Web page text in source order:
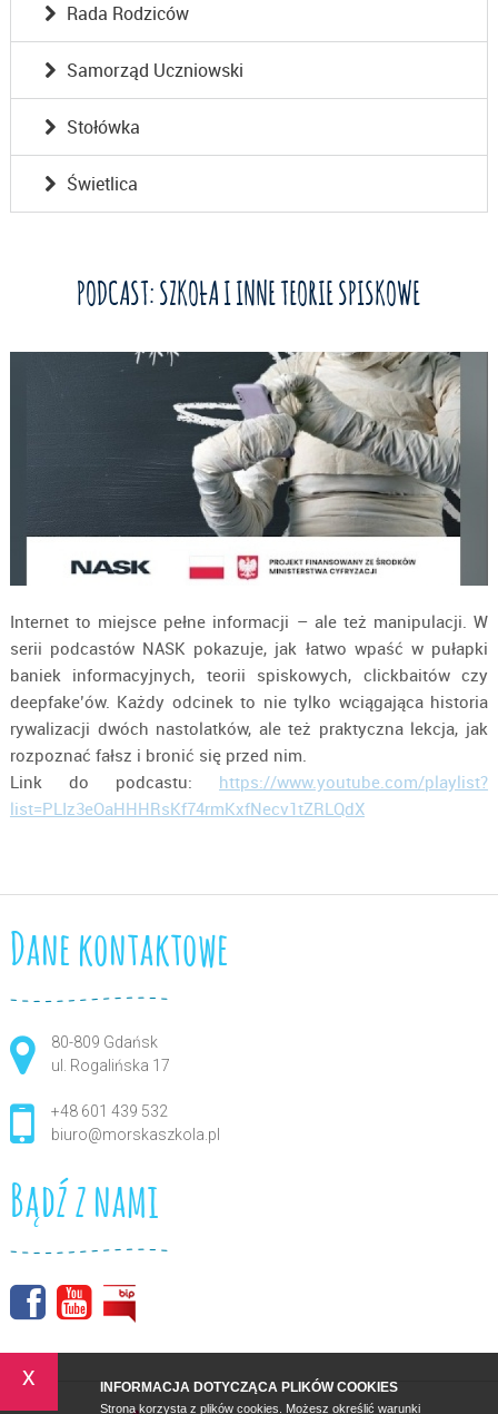
Rada Rodziców
Samorząd Uczniowski
Stołówka
Świetlica
PODCAST: SZKOŁA I INNE TEORIE SPISKOWE
Internet to miejsce pełne informacji – ale też manipulacji. W
serii podcastów NASK pokazuje, jak łatwo wpaść w pułapki
baniek informacyjnych, teorii spiskowych, clickbaitów czy
deepfake’ów. Każdy odcinek to nie tylko wciągająca historia
rywalizacji dwóch nastolatków, ale też praktyczna lekcja, jak
rozpoznać fałsz i bronić się przed nim.
Link do podcastu: https://www.youtube.com/playlist?
list=PLIz3eOaHHHRsKf74rmKxfNecv1tZRLQdX
Dane kontaktowe
80-809 Gdańsk
ul. Rogalińska 17
+48 601 439 532
biuro@morskaszkola.pl
Bądź z nami
x INFORMACJA DOTYCZĄCA PLIKÓW COOKIES
Strona korzysta z plików cookies. Możesz określić warunki